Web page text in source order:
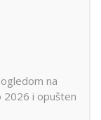
na
2026 i opušten